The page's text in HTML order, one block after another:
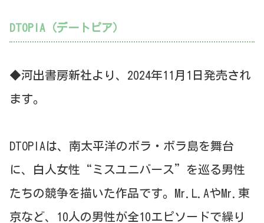
DTOPIA（デートピア）
◆河出書房新社より、2024年11月1日発売され
ます。
DTOPIAは、南太平洋のボラ・ボラ島を舞台
に、白人女性“ミスユニバース”を巡る男性
たちの競争を描いた作品です。Mr.L.AやMr.東
京など、10人の男性が全10エピソードで繰り